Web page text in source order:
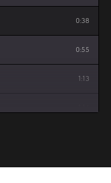
0:38
0:55
1:13